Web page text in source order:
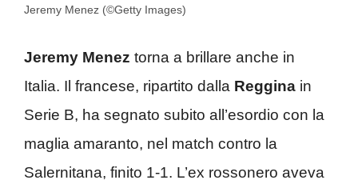
Jeremy Menez (©Getty Images)
Jeremy Menez torna a brillare anche in
Italia. Il francese, ripartito dalla Reggina in
Serie B, ha segnato subito all’esordio con la
maglia amaranto, nel match contro la
Salernitana, finito 1-1. L’ex rossonero aveva